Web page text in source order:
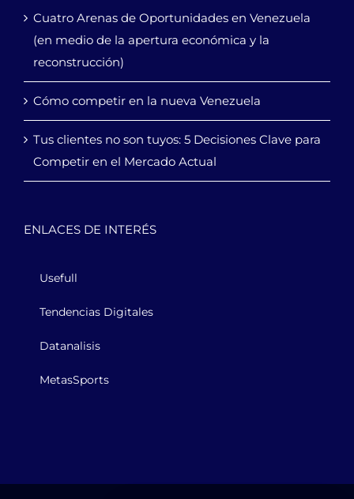
Cuatro Arenas de Oportunidades en Venezuela
(en medio de la apertura económica y la
reconstrucción)
Cómo competir en la nueva Venezuela
Tus clientes no son tuyos: 5 Decisiones Clave para
Competir en el Mercado Actual
ENLACES DE INTERÉS
Usefull
Tendencias Digitales
Datanalisis
MetasSports